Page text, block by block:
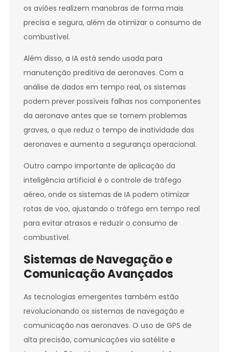
os aviões realizem manobras de forma mais
precisa e segura, além de otimizar o consumo de
combustível.
Além disso, a IA está sendo usada para
manutenção preditiva de aeronaves. Com a
análise de dados em tempo real, os sistemas
podem prever possíveis falhas nos componentes
da aeronave antes que se tornem problemas
graves, o que reduz o tempo de inatividade das
aeronaves e aumenta a segurança operacional.
Outro campo importante de aplicação da
inteligência artificial é o controle de tráfego
aéreo, onde os sistemas de IA podem otimizar
rotas de voo, ajustando o tráfego em tempo real
para evitar atrasos e reduzir o consumo de
combustível.
Sistemas de Navegação e
Comunicação Avançados
As tecnologias emergentes também estão
revolucionando os sistemas de navegação e
comunicação nas aeronaves. O uso de GPS de
alta precisão, comunicações via satélite e